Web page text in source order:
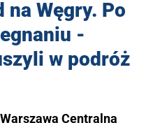
na Węgry. Po
-
w podróż
Centralna